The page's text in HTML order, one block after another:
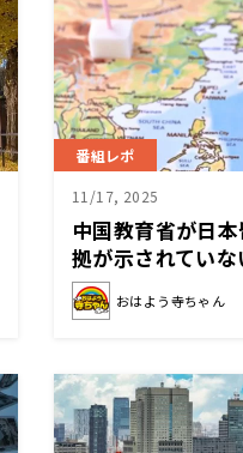
番組レポ
11/17, 2025
中国教育省が日
拠が示されていな
おはよう寺ちゃん